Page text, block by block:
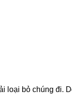
loại bỏ chúng đi.